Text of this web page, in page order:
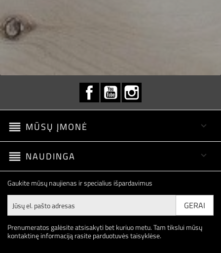
FacebookYouTube
reorder MŪSŲ ĮMONĖ 
reorder NAUDINGA 
Gaukite mūsų naujienas ir specialius išpardavimus
Prenumeratos galėsite atsisakyti bet kuriuo metu. Tam tikslui mūsų
kontaktinę informaciją rasite parduotuvės taisyklėse.